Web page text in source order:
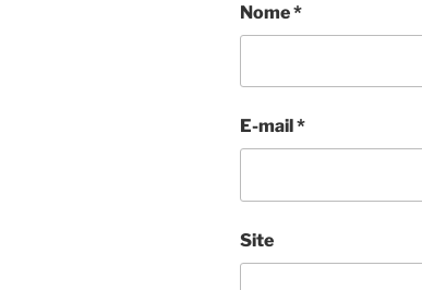
Nome*
E-mail *
Site